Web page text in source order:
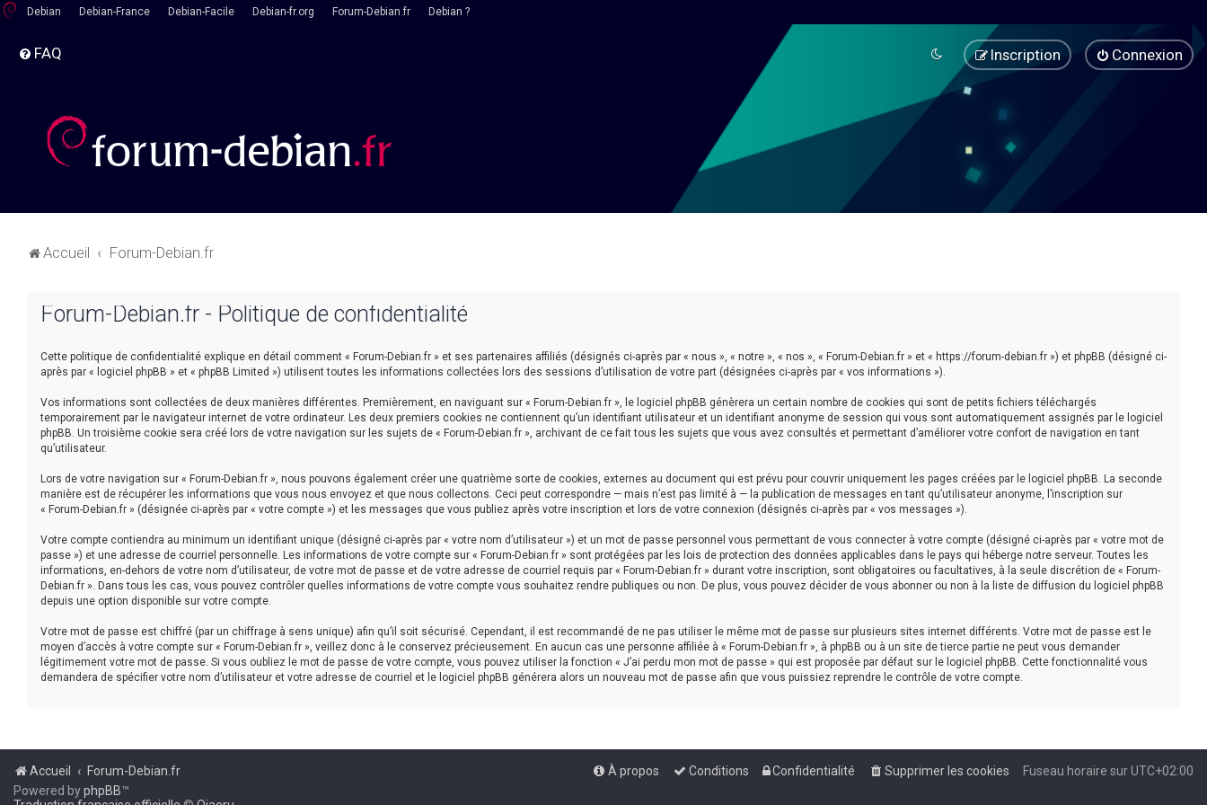
Debian Debian-France Debian-Facile Debian-fr.org Forum-Debian.fr Debian ?
FAQ Connexion
Inscription
Accueil Forum-Debian.fr
Forum-Debian.fr - Politique de confidentialité
Cette politique de confidentialité explique en détail comment « Forum-Debian.fr » et ses partenaires affiliés (désignés ci-après par « nous », « notre », « nos », « Forum-Debian.fr » et « https://forum-debian.fr ») et phpBB (désigné ci-
après par « logiciel phpBB » et « phpBB Limited ») utilisent toutes les informations collectées lors des sessions d’utilisation de votre part (désignées ci-après par « vos informations »).
Vos informations sont collectées de deux manières différentes. Premièrement, en naviguant sur « Forum-Debian.fr », le logiciel phpBB génèrera un certain nombre de cookies qui sont de petits fichiers téléchargés
temporairement par le navigateur internet de votre ordinateur. Les deux premiers cookies ne contiennent qu’un identifiant utilisateur et un identifiant anonyme de session qui vous sont automatiquement assignés par le logiciel
phpBB. Un troisième cookie sera créé lors de votre navigation sur les sujets de « Forum-Debian.fr », archivant de ce fait tous les sujets que vous avez consultés et permettant d’améliorer votre confort de navigation en tant
qu’utilisateur.
Lors de votre navigation sur « Forum-Debian.fr », nous pouvons également créer une quatrième sorte de cookies, externes au document qui est prévu pour couvrir uniquement les pages créées par le logiciel phpBB. La seconde
manière est de récupérer les informations que vous nous envoyez et que nous collectons. Ceci peut correspondre — mais n’est pas limité à — la publication de messages en tant qu’utilisateur anonyme, l’inscription sur
« Forum-Debian.fr » (désignée ci-après par « votre compte ») et les messages que vous publiez après votre inscription et lors de votre connexion (désignés ci-après par « vos messages »).
Votre compte contiendra au minimum un identifiant unique (désigné ci-après par « votre nom d’utilisateur ») et un mot de passe personnel vous permettant de vous connecter à votre compte (désigné ci-après par « votre mot de
passe ») et une adresse de courriel personnelle. Les informations de votre compte sur « Forum-Debian.fr » sont protégées par les lois de protection des données applicables dans le pays qui héberge notre serveur. Toutes les
informations, en-dehors de votre nom d’utilisateur, de votre mot de passe et de votre adresse de courriel requis par « Forum-Debian.fr » durant votre inscription, sont obligatoires ou facultatives, à la seule discrétion de « Forum-
Debian.fr ». Dans tous les cas, vous pouvez contrôler quelles informations de votre compte vous souhaitez rendre publiques ou non. De plus, vous pouvez décider de vous abonner ou non à la liste de diffusion du logiciel phpBB
depuis une option disponible sur votre compte.
Votre mot de passe est chiffré (par un chiffrage à sens unique) afin qu’il soit sécurisé. Cependant, il est recommandé de ne pas utiliser le même mot de passe sur plusieurs sites internet différents. Votre mot de passe est le
moyen d’accès à votre compte sur « Forum-Debian.fr », veillez donc à le conservez précieusement. En aucun cas une personne affiliée à « Forum-Debian.fr », à phpBB ou à un site de tierce partie ne peut vous demander
légitimement votre mot de passe. Si vous oubliez le mot de passe de votre compte, vous pouvez utiliser la fonction « J’ai perdu mon mot de passe » qui est proposée par défaut sur le logiciel phpBB. Cette fonctionnalité vous
demandera de spécifier votre nom d’utilisateur et votre adresse de courriel et le logiciel phpBB générera alors un nouveau mot de passe afin que vous puissiez reprendre le contrôle de votre compte.
Accueil Forum-Debian.fr Fuseau horaire surUTC+02:00
Supprimer les cookies
Confidentialité
Conditions
À propos
Powered byphpBB™